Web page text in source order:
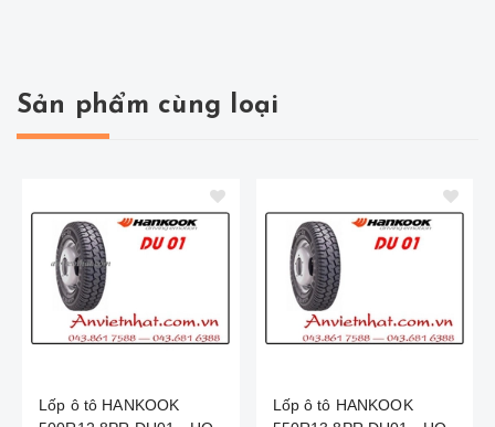
Sản phẩm cùng loại
Lốp ô tô HANKOOK
Lốp ô tô HANKOOK